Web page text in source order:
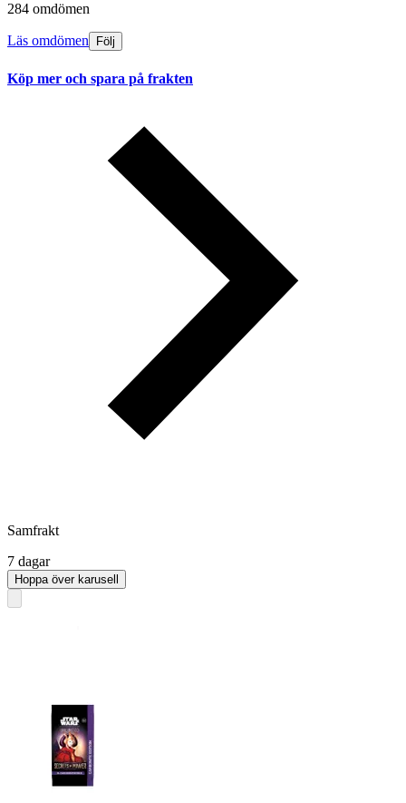
284 omdömen
Läs omdömen Följ
Köp mer och spara på frakten
Samfrakt
7 dagar
Hoppa över karusell